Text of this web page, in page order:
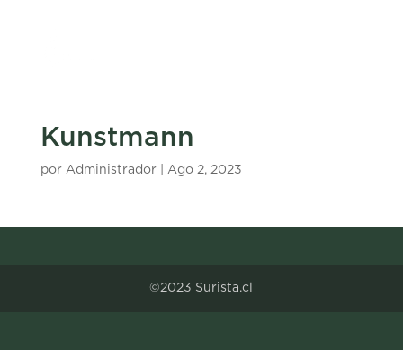
Kunstmann
por Administrador| Ago 2, 2023
©2023 Surista.cl